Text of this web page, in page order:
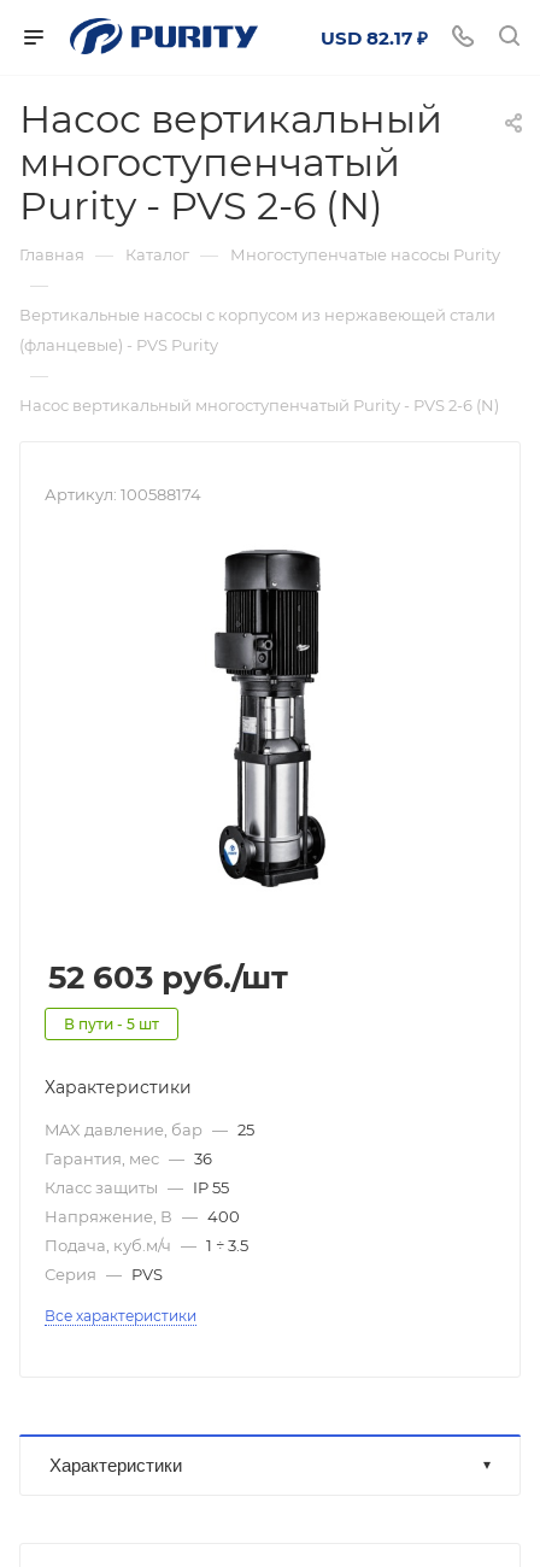
USD 82.17 ₽
Насос вертикальный
многоступенчатый
Purity - PVS 2-6 (N)
Главная — Каталог — Многоступенчатые насосы Purity
—
Вертикальные насосы с корпусом из нержавеющей стали
(фланцевые) - PVS Purity
—
Насос вертикальный многоступенчатый Purity - PVS 2-6 (N)
Артикул: 100588174
52 603 руб./шт
В пути - 5 шт
Характеристики
MAX давление, бар — 25
Гарантия, мес — 36
Класс защиты — IP 55
Напряжение, В — 400
Подача, куб.м/ч — 1 ÷ 3.5
Серия — PVS
Все характеристики
Характеристики